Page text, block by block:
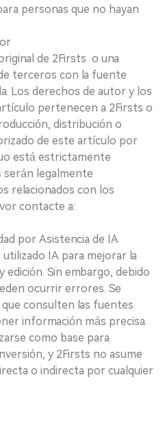
personas que no hayan
de 2Firsts o una
terceros con la fuente
Los derechos de autor y los
pertenecen a 2Firsts o
distribución o
de este artículo por
está estrictamente
legalmente
relacionados con los
contacte a:
por Asistencia de IA
IA para mejorar la
edición. Sin embargo, debido
ocurrir errores. Se
consulten las fuentes
información más precisa.
como base para
y 2Firsts no asume
o indirecta por cualquier